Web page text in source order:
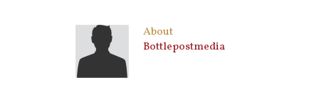
About
Bottlepostmedia